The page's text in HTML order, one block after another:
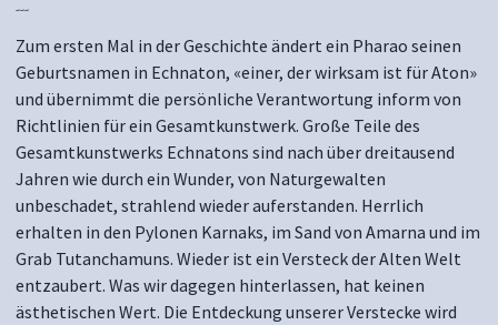
---
Zum ersten Mal in der Geschichte ändert ein Pharao seinen
Geburtsnamen in Echnaton, «einer, der wirksam ist für Aton»
und übernimmt die persönliche Verantwortung inform von
Richtlinien für ein Gesamtkunstwerk. Große Teile des
Gesamtkunstwerks Echnatons sind nach über dreitausend
Jahren wie durch ein Wunder, von Naturgewalten
unbeschadet, strahlend wieder auferstanden. Herrlich
erhalten in den Pylonen Karnaks, im Sand von Amarna und im
Grab Tutanchamuns. Wieder ist ein Versteck der Alten Welt
entzaubert. Was wir dagegen hinterlassen, hat keinen
ästhetischen Wert. Die Entdeckung unserer Verstecke wird